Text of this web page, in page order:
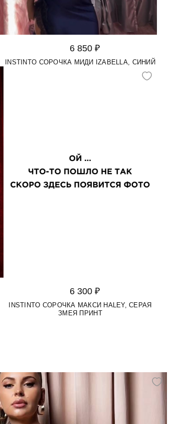
6 850 ₽
INSTINTO СОРОЧКА МИДИ IZABELLA, СИНИЙ
6 300 ₽
INSTINTO СОРОЧКА МАКСИ HALEY, СЕРАЯ
ЗМЕЯ ПРИНТ